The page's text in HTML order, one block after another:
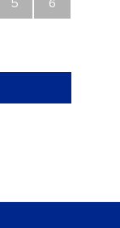
0
esemény,
5
0
esemény,
6